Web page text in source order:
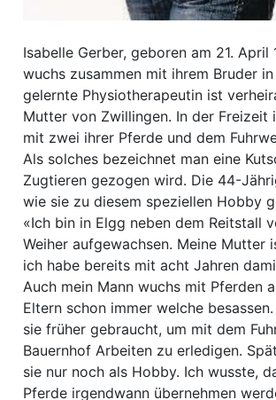
Isabelle Gerber, geboren am 21. April
wuchs zusammen mit ihrem Bruder
gelernte Physiotherapeutin ist
Mutter von Zwillingen. In der Freizeit
mit zwei ihrer Pferde und dem
Als solches bezeichnet man eine
Zugtieren gezogen wird. Die 44-
wie sie zu diesem speziellen Hobby
«Ich bin in Elgg neben dem Reitstall
Weiher aufgewachsen. Meine Mutter
ich habe bereits mit acht Jahren
Auch mein Mann wuchs mit Pferden
Eltern schon immer welche
sie früher gebraucht, um mit dem
Bauernhof Arbeiten zu erledigen.
sie nur noch als Hobby. Ich wusste,
Pferde irgendwann übernehmen